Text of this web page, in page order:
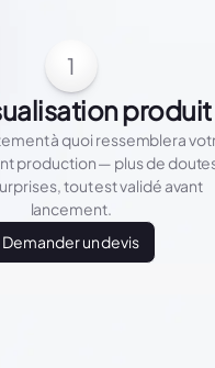
1
produit
à quoi ressemblera
production — plus de
tout est validé avant
lancement.
Demander un devis